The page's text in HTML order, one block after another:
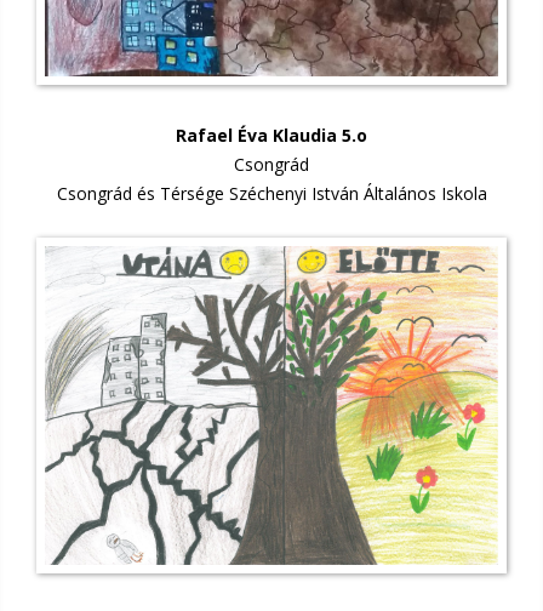
Rafael Éva Klaudia 5.o
Csongrád
Csongrád és Térsége Széchenyi István Általános Iskola